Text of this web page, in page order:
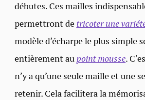
débutes. Ces mailles
permettront de tricoter une
modèle d’écharpe le plus simple
entièrement au point mousse.
n’y a qu’une seule maille et une
retenir. Cela facilitera la